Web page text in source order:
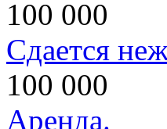
100 000
Сдается
100 000
Аренда.